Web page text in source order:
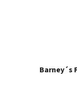
Barney´s